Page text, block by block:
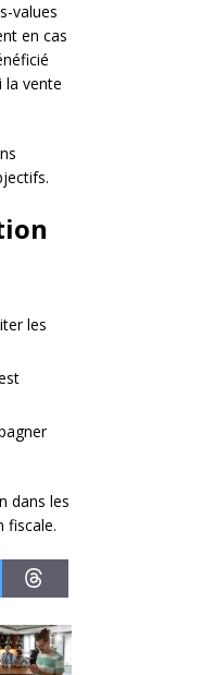
values
en cas
la vente
les
dans les
fiscale.